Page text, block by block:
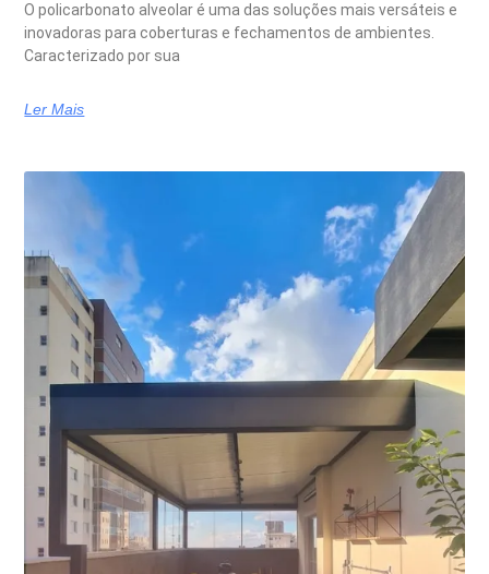
O policarbonato alveolar é uma das soluções mais versáteis e
inovadoras para coberturas e fechamentos de ambientes.
Caracterizado por sua
Ler Mais